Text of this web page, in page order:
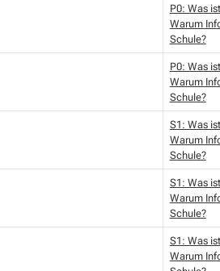
P0: Was
Warum
Schule?
P0: Was
Warum
Schule?
S1: Was
Warum
Schule?
S1: Was
Warum
Schule?
S1: Was
Warum